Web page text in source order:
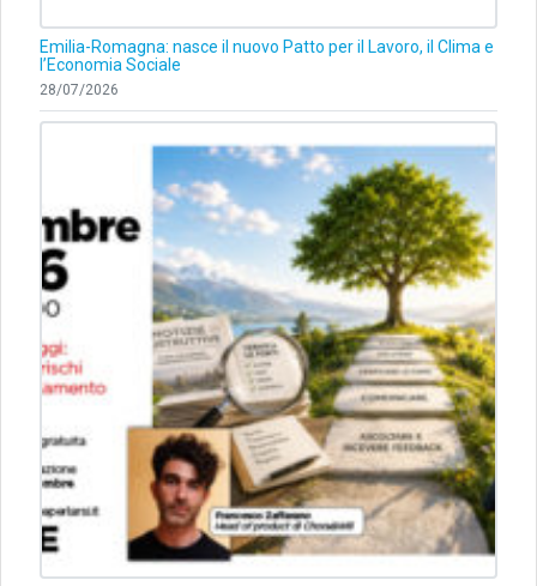
Emilia-Romagna: nasce il nuovo Patto per il Lavoro, il Clima e
l’Economia Sociale
28/07/2026